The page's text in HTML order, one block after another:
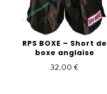
RPS BOXE – Short de
boxe anglaise
32,00€